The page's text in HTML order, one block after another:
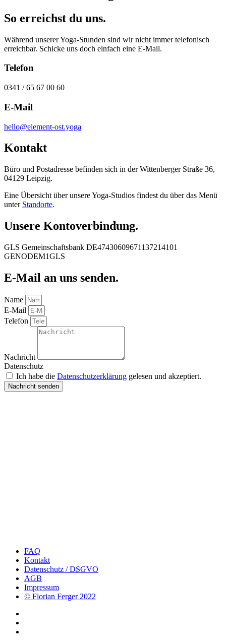
So erreichst du uns.
Während unserer Yoga-Stunden sind wir nicht immer telefonisch
erreichbar. Schicke uns doch einfach eine E-Mail.
Telefon
0341 / 65 67 00 60
E-Mail
hello@element-ost.yoga
Kontakt
Büro und Postadresse befinden sich in der Wittenberger Straße 36,
04129 Leipzig.
Eine Übersicht über unsere Yoga-Studios findest du über das Menü
unter Standorte.
Unsere Kontoverbindung.
GLS Gemeinschaftsbank DE47430609671137214101
GENODEM1GLS
E-Mail an uns senden.
Name
E-Mail
Telefon
Nachricht
Datenschutz
Ich habe die Datenschutzerklärung gelesen und akzeptiert.
Nachricht senden
FAQ
Kontakt
Datenschutz / DSGVO
AGB
Impressum
© Florian Ferger 2022